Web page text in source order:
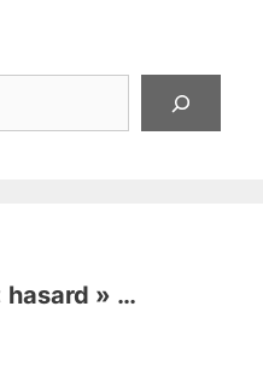
hasard » …